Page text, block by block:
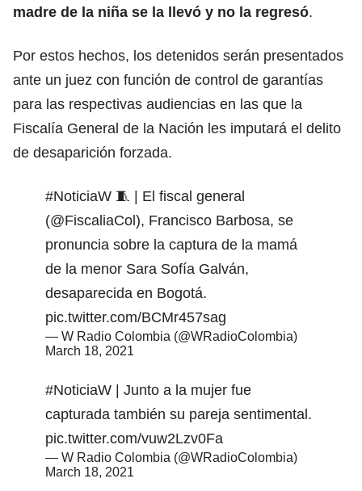
madre de la niña se la llevó y no la regresó.
Por estos hechos, los detenidos serán presentados
ante un juez con función de control de garantías
para las respectivas audiencias en las que la
Fiscalía General de la Nación les imputará el delito
de desaparición forzada.
#NoticiaW 🧵 | El fiscal general
(@FiscaliaCol), Francisco Barbosa, se
pronuncia sobre la captura de la mamá
de la menor Sara Sofía Galván,
desaparecida en Bogotá.
pic.twitter.com/BCMr457sag
— W Radio Colombia (@WRadioColombia)
March 18, 2021
#NoticiaW | Junto a la mujer fue
capturada también su pareja sentimental.
pic.twitter.com/vuw2Lzv0Fa
— W Radio Colombia (@WRadioColombia)
March 18, 2021